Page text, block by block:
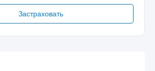
Застраховать